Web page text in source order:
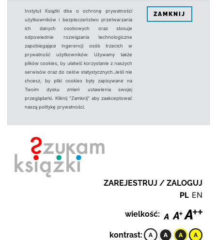
Instytut Książki dba o ochronę prywatności
użytkowników i bezpieczeństwo przetwarzania
ich danych osobowych oraz stosuje
odpowiednie rozwiązania technologiczne
zapobiegające ingerencji osób trzecich w
prywatność użytkowników. Używamy także
plików cookies, by ułatwić korzystanie z naszych
serwisów oraz do celów statystycznych.Jeśli nie
chcesz, by pliki cookies były zapisywane na
Twoim dysku zmień ustawienia swojej
przeglądarki. Kliknij "Zamknij" aby zaakceptować
naszą politykę prywatności.
ZAMKNIJ
ZAREJESTRUJ / ZALOGUJ
PL EN
wielkość:
kontrast: